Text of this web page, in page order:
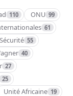
110 ONU 99
61
55
40
27
25
Unité Africaine 19